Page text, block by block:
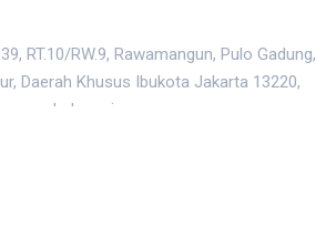
RT.10/RW.9, Rawamangun, Pulo Gadung,
Daerah Khusus Ibukota Jakarta 13220,
Indonesia